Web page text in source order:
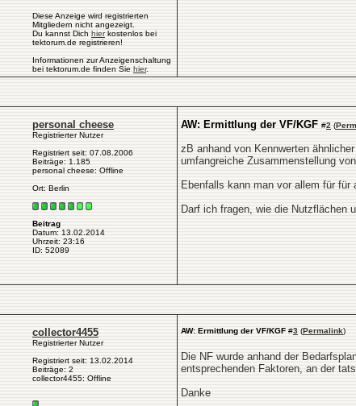
Diese Anzeige wird registrierten
Mitgliedern nicht angezeigt.
Du kannst Dich hierkostenlos bei
tektorum.de registrieren!
Informationen zur Anzeigenschaltung
bei tektorum.de finden Sie hier.
personal cheese
Registrierter Nutzer
Registriert seit: 07.08.2006
Beiträge: 1.185
personal cheese: Offline
Ort: Berlin
Beitrag
Datum: 13.02.2014
Uhrzeit: 23:16
ID: 52089
AW: Ermittlung der VF/KGF #2 (
zB anhand von Kennwerten
umfangreiche Zusammenstellung
Ebenfalls kann man vor allem für für
Darf ich fragen, wie die Nutzflächen
collector4455
Registrierter Nutzer
Registriert seit: 13.02.2014
Beiträge: 2
collector4455: Offline
AW: Ermittlung der VF/KGF #3 (Permalink)
Die NF wurde anhand der
entsprechenden Faktoren, an der
Danke